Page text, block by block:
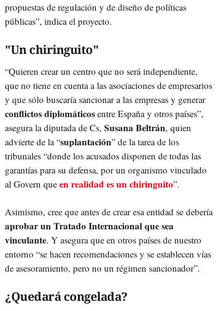
propuestas de regulación y de diseño de políticas
públicas”, indica el proyecto.
"Un chiringuito"
“Quieren crear un centro que no será independiente,
que no tiene en cuenta a las asociaciones de empresarios
y que sólo buscaría sancionar a las empresas y generar
conflictos diplomáticos entre España y otros países”,
asegura la diputada de Cs, Susana Beltrán, quien
advierte de la “suplantación” de la tarea de los
tribunales “donde los acusados disponen de todas las
garantías para su defensa, por un organismo vinculado
al Govern que en realidad es un chiringuito”.
Asimismo, cree que antes de crear esa entidad se debería
aprobar un Tratado Internacional que sea
vinculante. Y asegura que en otros países de nuestro
entorno “se hacen recomendaciones y se establecen vías
de asesoramiento, pero no un régimen sancionador”.
¿Quedará congelada?